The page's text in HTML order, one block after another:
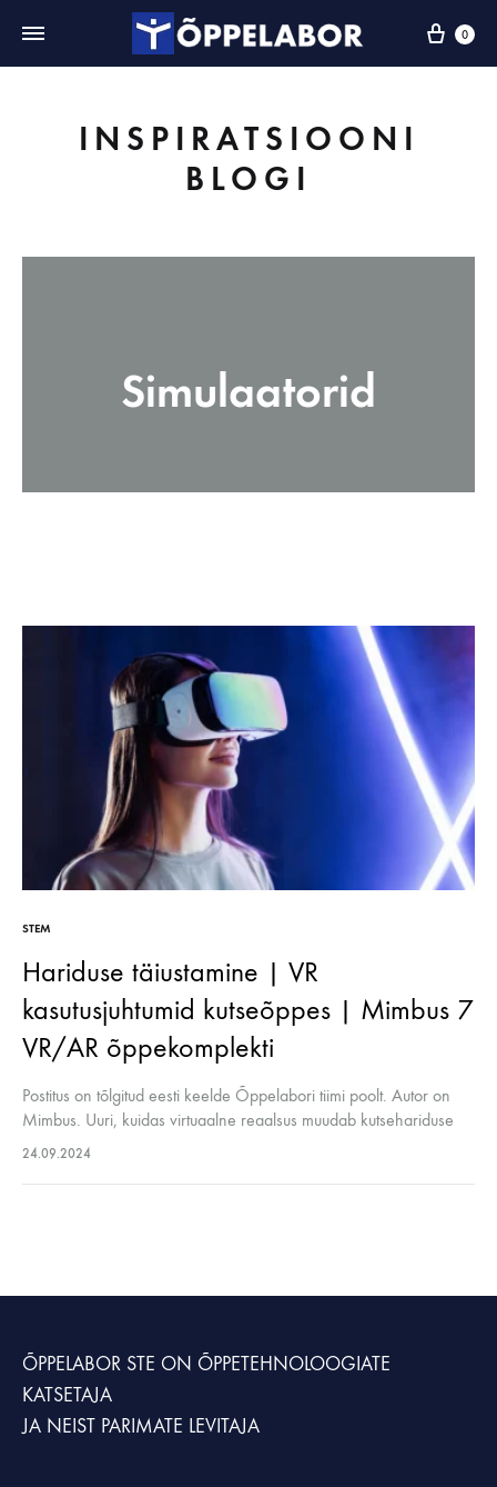
0
INSPIRATSIOONI
BLOGI
Simulaatorid
STEM
Hariduse täiustamine | VR
kasutusjuhtumid kutseõppes | Mimbus 7
VR/AR õppekomplekti
Postitus on tõlgitud eesti keelde Õppelabori tiimi poolt. Autor on
Mimbus. Uuri, kuidas virtuaalne reaalsus muudab kutsehariduse
täiesti uueks, pakkudes kaasahaaravaid ja praktilisi
24.09.2024
ÕPPELABOR STE ON ÕPPETEHNOLOOGIATE
KATSETAJA
JA NEIST PARIMATE LEVITAJA